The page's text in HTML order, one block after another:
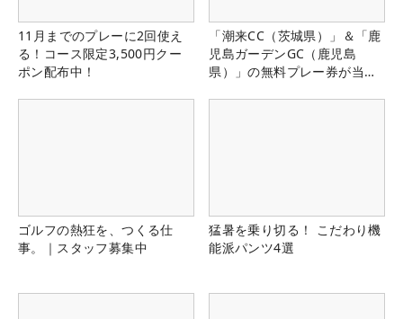
11月までのプレーに2回使え
る！コース限定3,500円クー
ポン配布中！
「潮来CC（茨城県）」＆「鹿
児島ガーデンGC（鹿児島
県）」の無料プレー券が当た
ゴルフの熱狂を、つくる仕
事。｜スタッフ募集中
猛暑を乗り切る！ こだわり機
能派パンツ4選